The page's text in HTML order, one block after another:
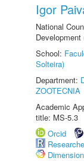
Igor
National
School:
Solteira)
Department:
ZOOTECNIA
Academic
title: MS-5.3
Orcid